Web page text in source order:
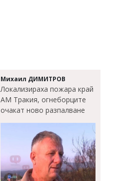
Михаил ДИМИТРОВ
Локализираха пожара край
АМ Тракия, огнеборците
очакат ново разпалване